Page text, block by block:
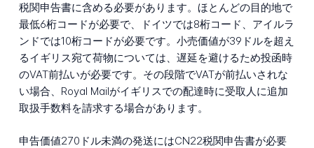
税関申告書に含める必要があります。ほとんどの目的地で
最低6桁コードが必要で、ドイツでは8桁コード、アイルラ
ンドでは10桁コードが必要です。小売価値が39ドルを超え
るイギリス宛て荷物については、遅延を避けるため投函時
のVAT前払いが必要です。その段階でVATが前払いされな
い場合、Royal Mailがイギリスでの配達時に受取人に追加
取扱手数料を請求する場合があります。
申告価値270ドル未満の発送にはCN22税関申告書が必要